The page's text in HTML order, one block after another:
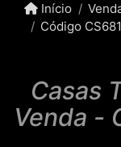
Início
Código CS681
Casas
Venda -